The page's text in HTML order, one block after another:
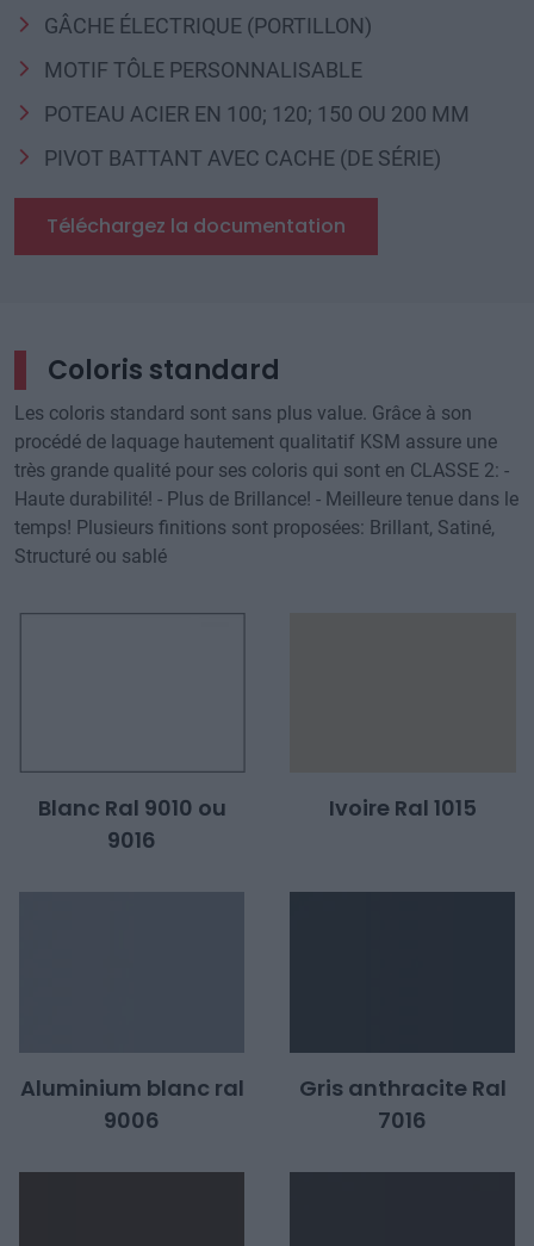
GÂCHE ÉLECTRIQUE (PORTILLON)
MOTIF TÔLE PERSONNALISABLE
POTEAU ACIER EN 100; 120; 150 OU 200 MM
PIVOT BATTANT AVEC CACHE (DE SÉRIE)
Téléchargez la documentation
Coloris standard
Les coloris standard sont sans plus value. Grâce à son
procédé de laquage hautement qualitatif KSM assure une
très grande qualité pour ses coloris qui sont en CLASSE 2: -
Haute durabilité! - Plus de Brillance! - Meilleure tenue dans le
temps! Plusieurs finitions sont proposées: Brillant, Satiné,
Structuré ou sablé
Blanc Ral 9010 ou
9016
Ivoire Ral 1015
Aluminium blanc ral
9006
Gris anthracite Ral
7016